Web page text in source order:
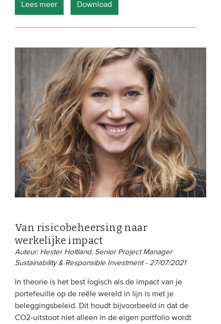
Lees meer Download
Van risicobeheersing naar
werkelijke impact
Auteur: Hester Holtland, Senior Project Manager
Sustainability & Responsible Investment - 27/07/2021
In theorie is het best logisch als de impact van je
portefeuille op de reële wereld in lijn is met je
beleggingsbeleid. Dit houdt bijvoorbeeld in dat de
CO2-uitstoot niet alleen in de eigen portfolio wordt